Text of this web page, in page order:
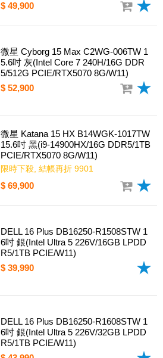
$ 49,900
微星 Cyborg 15 Max C2WG-006TW 1
5.6吋 灰(Intel Core 7 240H/16G DDR
5/512G PCIE/RTX5070 8G/W11)
$ 52,900
微星 Katana 15 HX B14WGK-1017TW
15.6吋 黑(i9-14900HX/16G DDR5/1TB
PCIE/RTX5070 8G/W11)
限時下殺, 結帳再折 9901
$ 69,900
DELL 16 Plus DB16250-R1508STW 1
6吋 銀(Intel Ultra 5 226V/16GB LPDD
R5/1TB PCIE/W11)
$ 39,990
DELL 16 Plus DB16250-R1608STW 1
6吋 銀(Intel Ultra 5 226V/32GB LPDD
R5/1TB PCIE/W11)